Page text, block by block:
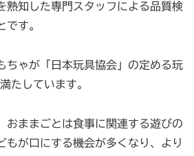
熟知した専門スタッフによる品質検
です。
ちゃが「日本玩具協会」の定める玩
たしています。
おままごとは食事に関連する遊びの
もが口にする機会が多くなり、より